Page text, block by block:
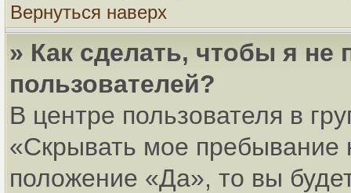
Вернуться наверх
» Как сделать, чтобы я не
пользователей?
В центре пользователя в
«Скрывать мое пребывание
положение «Да», то вы